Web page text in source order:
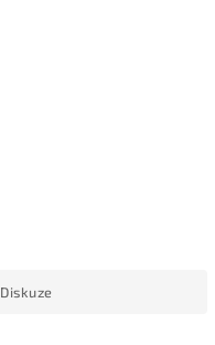
Diskuze